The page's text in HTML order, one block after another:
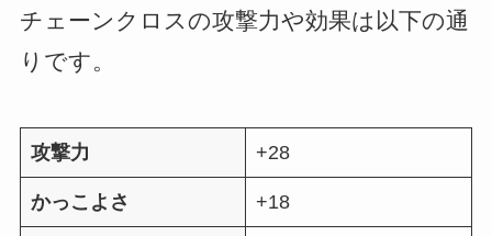
チェーンクロスの攻撃力や効果は以下の通
りです。
攻撃力 +28
かっこよさ +18